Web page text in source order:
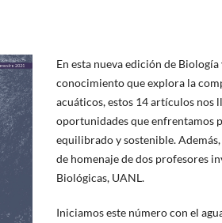
En esta nueva edición de
conocimiento que explora la
acuáticos, estos 14 artículos nos
oportunidades que enfrentamos
equilibrado y sostenible.
de homenaje de dos profesores
Biológicas, UANL.
Iniciamos este número con el